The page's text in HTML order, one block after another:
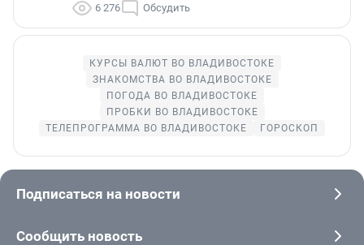
6 276 Обсудить
КУРСЫ ВАЛЮТ ВО ВЛАДИВОСТОКЕ
ЗНАКОМСТВА ВО ВЛАДИВОСТОКЕ
ПОГОДА ВО ВЛАДИВОСТОКЕ
ПРОБКИ ВО ВЛАДИВОСТОКЕ
ТЕЛЕПРОГРАММА ВО ВЛАДИВОСТОКЕ
ГОРОСКОП
Подписаться на новости
Сообщить новость